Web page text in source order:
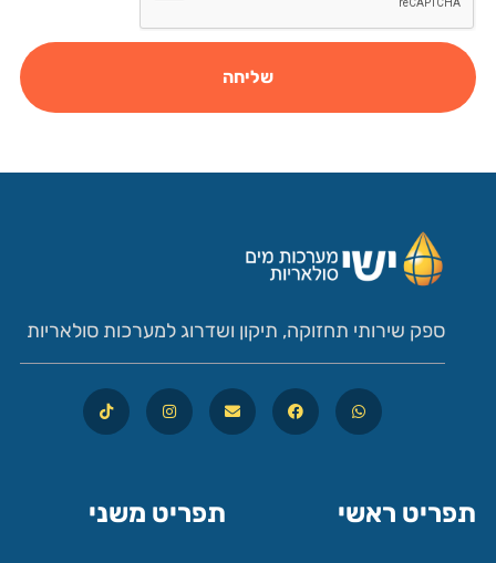
שליחה
ספק שירותי תחזוקה, תיקון ושדרוג למערכות סולאריות
תפריט ראשי תפריט משני